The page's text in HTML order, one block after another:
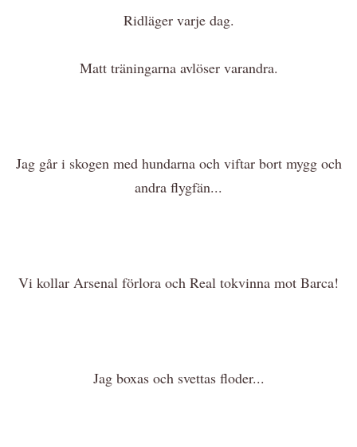
Ridläger varje dag.
Matt träningarna avlöser varandra.
Jag går i skogen med hundarna och viftar bort mygg och
andra flygfän...
Vi kollar Arsenal förlora och Real tokvinna mot Barca!
Jag boxas och svettas floder...